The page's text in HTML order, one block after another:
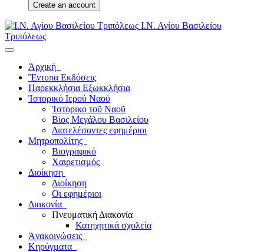
Create an account
Ι.Ν. Αγίου Βασιλείου
Τριπόλεως
Ἀρχική
Ἒντυπα Εκδόσεις
Παρεκκλήσια Εξωκκλήσια
Ἰστορικό Ιερού Ναού
Ἰστορικο τοῦ Ναοῦ
Βίος Μεγάλου Βασιλείου
Διατελέσαντες εφημέριοι
Μητροπολίτης
Βιογραφικό
Χαιρετισμός
Διοίκηση
Διοίκηση
Οι εφημέριοι
Διακονία
Πνευματική Διακονία
Κατηχητικά σχολεία
Ἀνακοινώσεις
Κηρύγματα